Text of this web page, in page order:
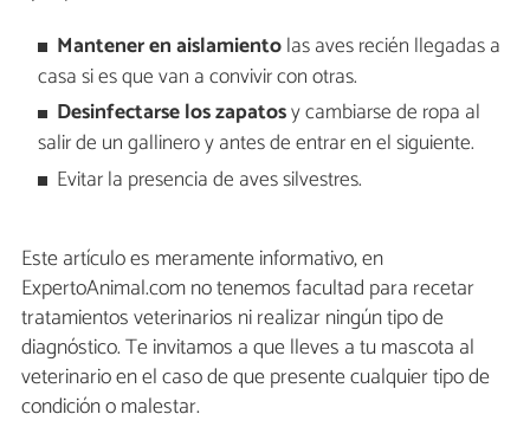
Mantener en aislamientolas aves recién llegadas a
casa si es que van a convivir con otras.
Desinfectarse los zapatosy cambiarse de ropa al
salir de un gallinero y antes de entrar en el siguiente.
Evitar la presencia de aves silvestres.
Este artículo es meramente informativo, en
ExpertoAnimal.com no tenemos facultad para recetar
tratamientos veterinarios ni realizar ningún tipo de
diagnóstico. Te invitamos a que lleves a tu mascota al
veterinario en el caso de que presente cualquier tipo de
condición o malestar.